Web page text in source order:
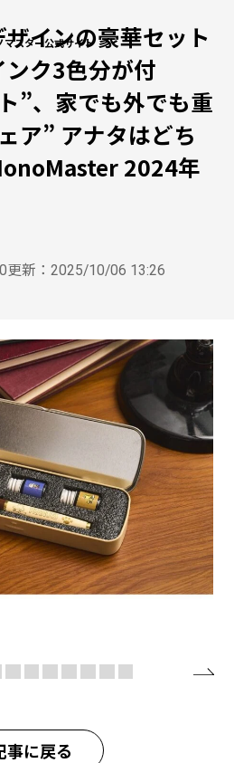
マスター公式サイト
インの豪華セット
ク3色分が付
”、家でも外でも重
ア” アナタはどち
2024年
更新：2025/10/06 13:26
事に戻る